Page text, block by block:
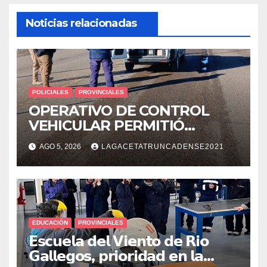
Noticias relacionadas
POLICIALES PROVINCIALES
OPERATIVO DE CONTROL
VEHICULAR PERMITIÓ
LOCALIZAR A UN HOMBRE
CON PEDIDO DE PARADERO
AGO 5, 2026 LAGACETATRUNCADENSE2021
EDUCACIÓN PROVINCIALES
𝗘𝘀𝗰𝘂𝗲𝗹𝗮 𝗱𝗲𝗹 𝗩𝗶𝗲𝗻𝘁𝗼 𝗱𝗲 𝗥𝗶𝗼
𝗚𝗮𝗹𝗹𝗲𝗴𝗼𝘀, 𝗽𝗿𝗶𝗼𝗿𝗶𝗱𝗮𝗱 𝗲𝗻 𝗹𝗮